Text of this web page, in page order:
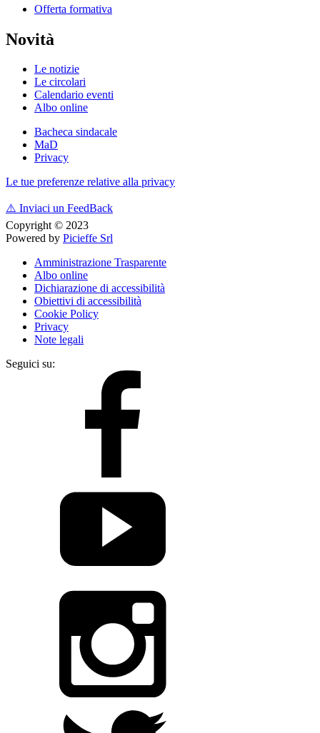
Offerta formativa
Novità
Le notizie
Le circolari
Calendario eventi
Albo online
Bacheca sindacale
MaD
Privacy
Le tue preferenze relative alla privacy
⚠️ Inviaci un FeedBack
Copyright © 2023
Powered by Picieffe Srl
Amministrazione Trasparente
Albo online
Dichiarazione di accessibilità
Obiettivi di accessibilità
Cookie Policy
Privacy
Note legali
Seguici su: